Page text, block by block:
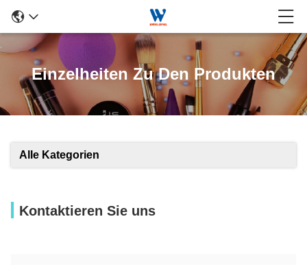
Einzelheiten Zu Den Produkten
Alle Kategorien
Kontaktieren Sie uns